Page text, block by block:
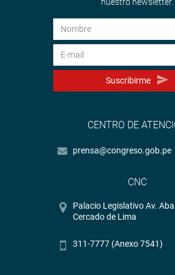
su rol fiscalizador para asegurar la
OFICINA DE COMUNICACIONES E
INSTITUCIONAL
Suscribirme
CENTRO DE
prensa@congreso.gob.pe
CNC
Palacio Legislativo Av.
Cercado de Lima
311-7777 (Anexo 7541)